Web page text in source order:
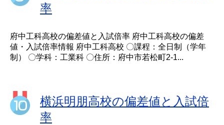
率
府中工科高校の偏差値と入試倍率 府中工科高校の偏差
値・入試倍率情報 府中工科高校 〇課程：全日制（学年
制） 〇学科：工業科 〇住所：府中市若松町2-1...
横浜明朋高校の偏差値と入試倍
率